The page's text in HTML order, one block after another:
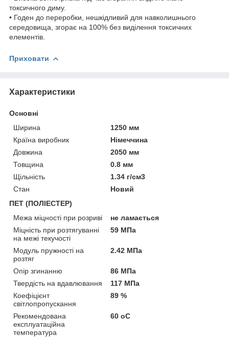
токсичного диму.
• Годен до переробки, нешкідливий для навколишнього
середовища, згорає на 100% без виділення токсичних
елементів.
Приховати
Характеристики
Основні
Ширина
1250 мм
Країна виробник
Німеччина
Довжина
2050 мм
Товщина
0.8 мм
Щільність
1.34 г/см3
Стан
Новий
ПЕТ (ПОЛІЕСТЕР)
Межа міцності при розриві
не ламається
Міцність при розтягуванні
на межі текучості
59 МПа
Модуль пружності на
розтяг
2.42 МПа
Опір згинанню
86 МПа
Твердість на вдавлювання
117 МПа
Коефіцієнт
світлопропускання
89 %
Рекомендована
експлуатаційна
температура
60 оС